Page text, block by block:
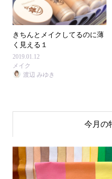
きちんとメイクしてるのに薄
く見える１
2019.01.12
メイク
渡辺 みゆき
今月の